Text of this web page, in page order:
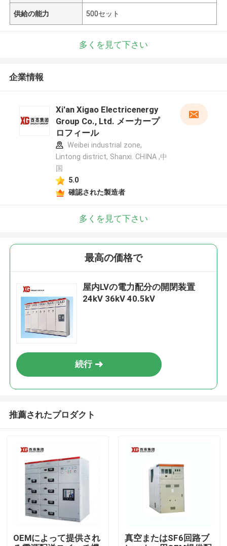
供給の能力 500セット
多くを見て下さい
企業情報
Xi'an Xigao Electricenergy
Group Co., Ltd. メーカープ
ロフィール
Weibei industrial zone,
Lintong district, Shanxi. CHINA ,中
国
5.0
確認された製造者
多くを見て下さい
最高の価格で
屋内LVの電力配分の開閉装置
24kV 36kV 40.5kV
続行
推薦されたプロダクト
OEMによって提供され
真空またはSF6回路ブ